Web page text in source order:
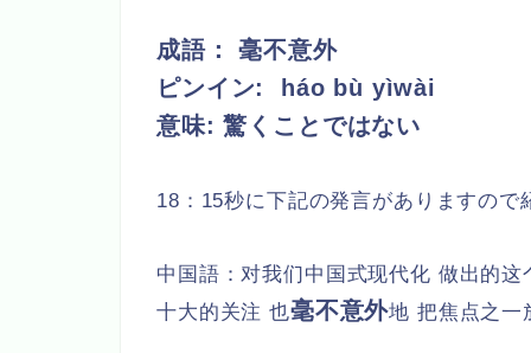
成語： 毫不意外
ピンイン:
háo bù yìwài
意味: 驚くことではない
18：15秒に下記の発言がありますので
中国語：对我们中国式现代化 做出的
十大的关注 也毫不意外地 把焦点之一